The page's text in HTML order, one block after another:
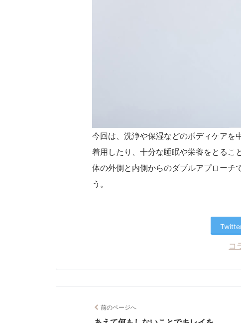
今回は、洗浄や保湿などのボディケアを
着用したり、十分な睡眠や栄養をとるこ
体の外側と内側からのダブルアプローチ
う。
コ
前のページへ